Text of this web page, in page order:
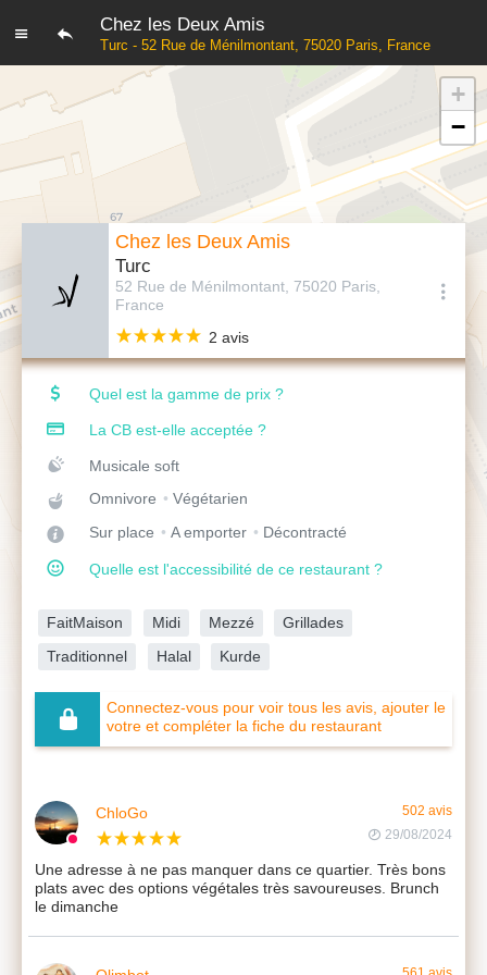
Chez les Deux Amis
Turc - 52 Rue de Ménilmontant, 75020 Paris, France
Chez les Deux Amis
Turc
52 Rue de Ménilmontant, 75020 Paris,
France
2 avis
Quel est la gamme de prix ?
La CB est-elle acceptée ?
Musicale soft
Omnivore
Végétarien
Sur place
A emporter Décontracté
Quelle est l'accessibilité de ce restaurant ?
FaitMaison Midi Mezzé
Grillades
Traditionnel
Halal Kurde
Connectez-vous pour voir tous les avis, ajouter le
votre et compléter la fiche du restaurant
ChloGo
502 avis
29/08/2024
Une adresse à ne pas manquer dans ce quartier. Très bons
plats avec des options végétales très savoureuses. Brunch
le dimanche
+
−